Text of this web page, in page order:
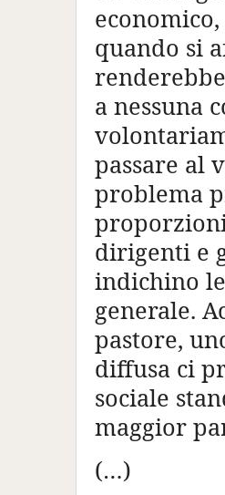
quando si
a nessuna
passare al
problema
dirigenti e
indichino
generale.
pastore,
diffusa ci
sociale
maggior
(…)